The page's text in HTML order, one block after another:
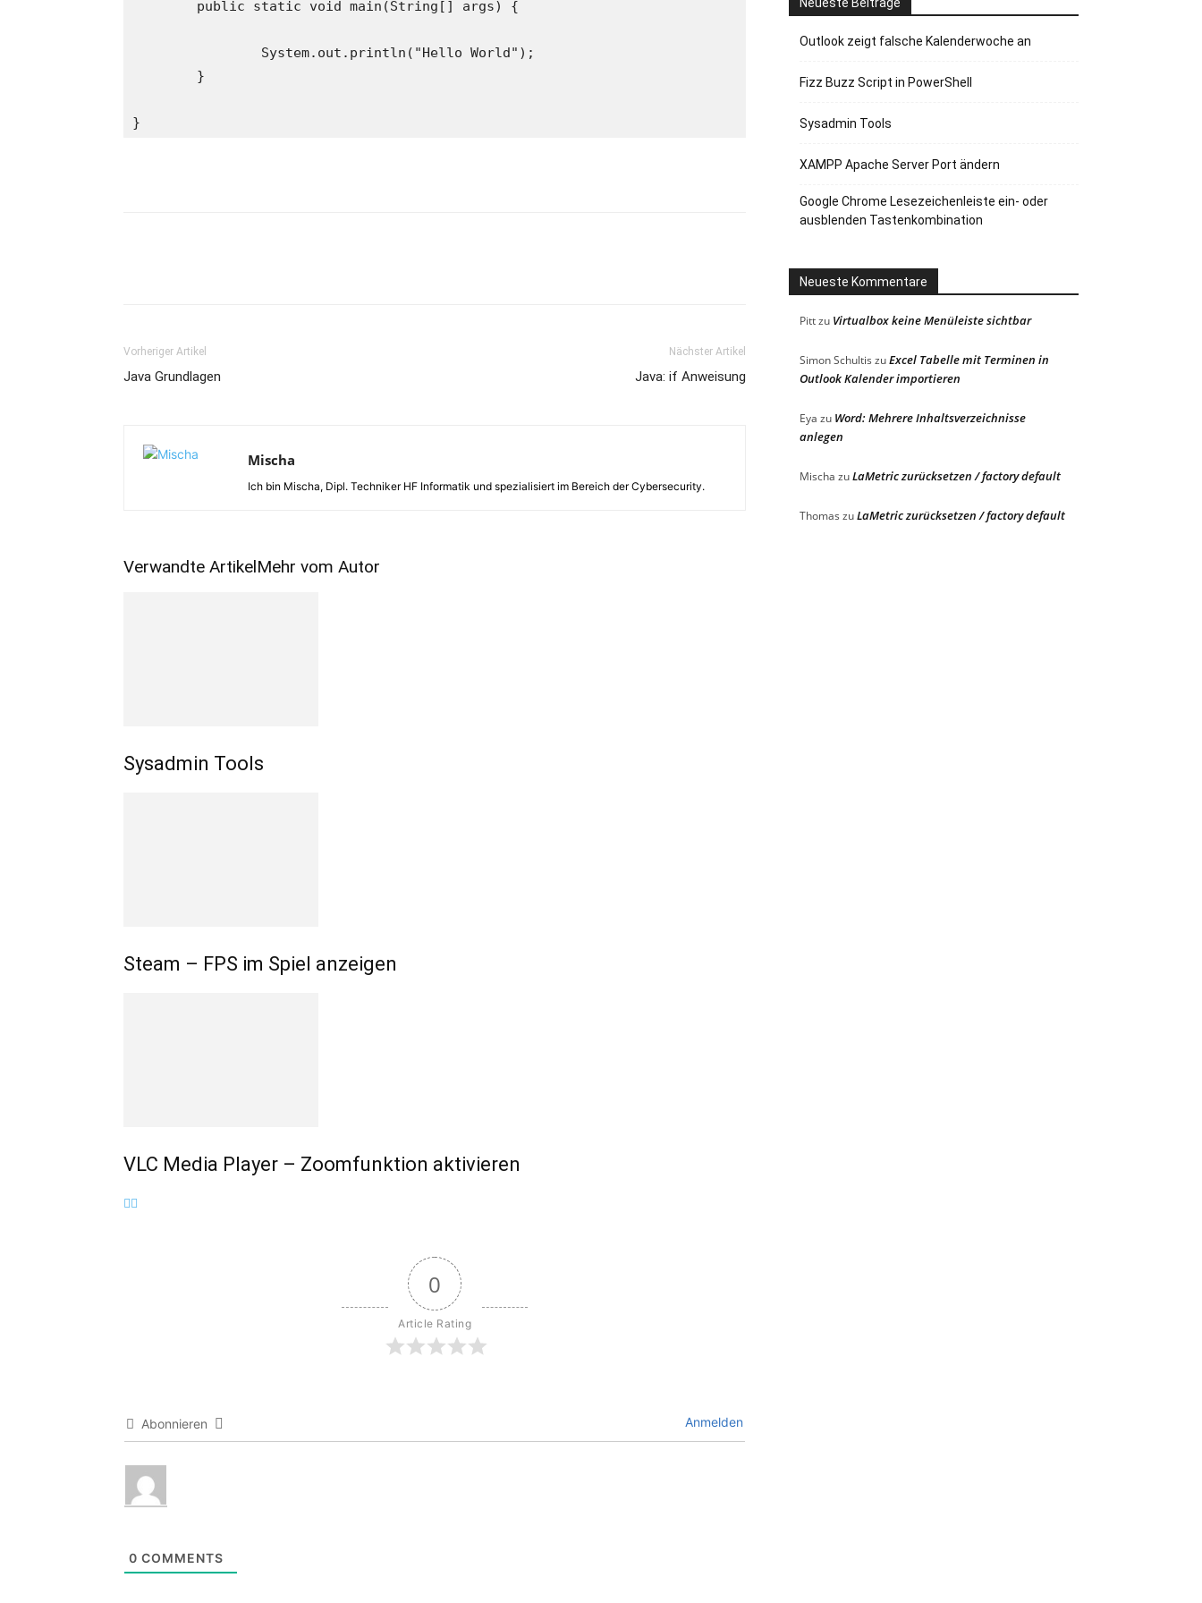
Vorheriger Artikel
Java Grundlagen
Nächster Artikel
Java: if Anweisung
Mischa
Ich bin Mischa, Dipl. Techniker HF Informatik und spezialisiert im Bereich der Cybersecurity.
Verwandte ArtikelMehr vom Autor
Sysadmin Tools
Steam – FPS im Spiel anzeigen
VLC Media Player – Zoomfunktion aktivieren
0
Article Rating
Abonnieren Anmelden
0 COMMENTS
Outlook zeigt falsche Kalenderwoche an
Fizz Buzz Script in PowerShell
Sysadmin Tools
XAMPP Apache Server Port ändern
Google Chrome Lesezeichenleiste ein- oder
ausblenden Tastenkombination
Neueste Kommentare
Pittzu Virtualbox keine Menüleiste sichtbar
Simon Schultis zuExcel Tabelle mit Terminen in
Outlook Kalender importieren
Eya zu Word: Mehrere Inhaltsverzeichnisse
anlegen
Mischa zuLaMetric zurücksetzen / factory default
Thomas zuLaMetric zurücksetzen / factory default